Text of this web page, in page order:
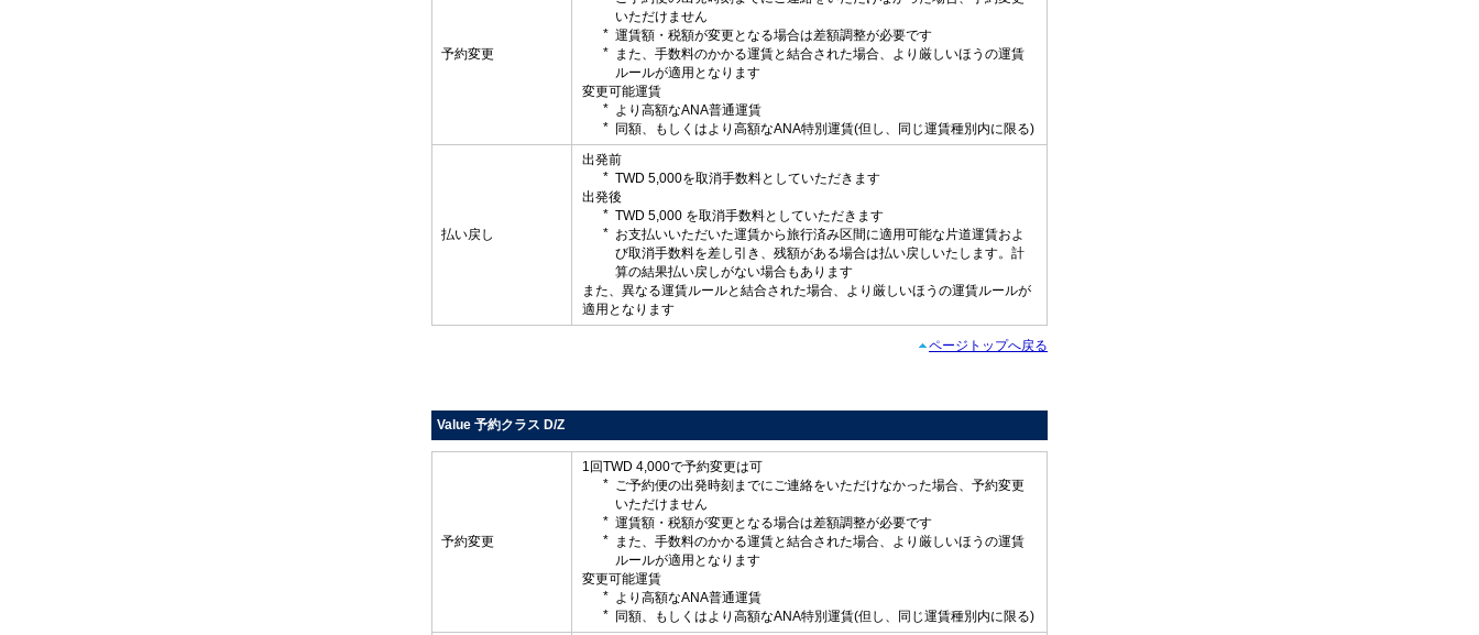
予約変更
いただけません
運賃額・税額が変更となる場合は差額調整が必要です
また、手数料のかかる運賃と結合された場合、より厳しいほうの運賃
ルールが適用となります
変更可能運賃
より高額なANA普通運賃
同額、もしくはより高額なANA特別運賃(但し、同じ運賃種別内に限る)
払い戻し
出発前
TWD 5,000を取消手数料としていただきます
出発後
TWD 5,000 を取消手数料としていただきます
お支払いいただいた運賃から旅行済み区間に適用可能な片道運賃およ
び取消手数料を差し引き、残額がある場合は払い戻しいたします。計
算の結果払い戻しがない場合もあります
また、異なる運賃ルールと結合された場合、より厳しいほうの運賃ルールが
適用となります
ページトップへ戻る
Value 予約クラス D/Z
予約変更
1回TWD 4,000で予約変更は可
ご予約便の出発時刻までにご連絡をいただけなかった場合、予約変更
いただけません
運賃額・税額が変更となる場合は差額調整が必要です
また、手数料のかかる運賃と結合された場合、より厳しいほうの運賃
ルールが適用となります
変更可能運賃
より高額なANA普通運賃
同額、もしくはより高額なANA特別運賃(但し、同じ運賃種別内に限る)